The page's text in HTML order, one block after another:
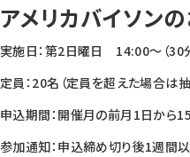
アメリカバイソン
実施日：第2日曜日 14:00～（
定員：20名（定員を超えた場合は抽
申込期間：開催月の前月1日から
参加通知：申込締め切り後1週間